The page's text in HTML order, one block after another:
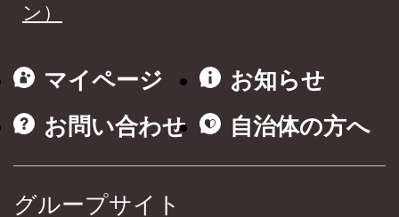
ン）
マイページ
お知らせ
お問い合わせ
自治体の方へ
グループサイト